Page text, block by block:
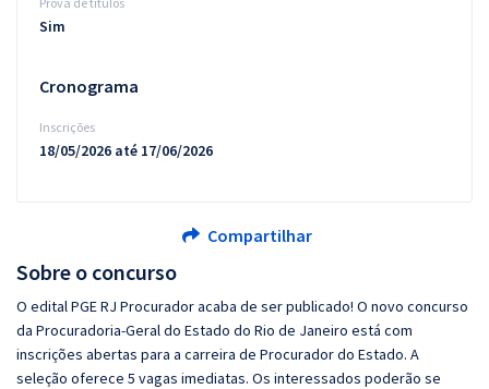
Sobre o concurso
O edital PGE RJ Procurador acaba de ser publicado! O novo concurso
da Procuradoria-Geral do Estado do Rio de Janeiro está com
inscrições abertas para a carreira de Procurador do Estado. A
seleção oferece 5 vagas imediatas. Os interessados poderão se
Sim
Cronograma
Inscrições
18/05/2026 até 17/06/2026
Compartilhar